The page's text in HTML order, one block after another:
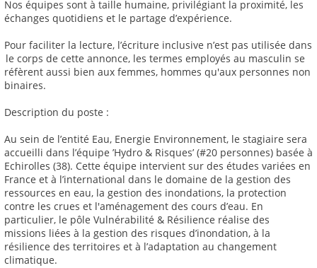
Nos équipes sont à taille humaine, privilégiant la proximité, les
échanges quotidiens et le partage d’expérience.
Pour faciliter la lecture, l’écriture inclusive n’est pas utilisée dans
le corps de cette annonce, les termes employés au masculin se
réfèrent aussi bien aux femmes, hommes qu'aux personnes non
binaires.
Description du poste :
Au sein de l’entité Eau, Energie Environnement, le stagiaire sera
accueilli dans l’équipe ’Hydro & Risques’ (#20 personnes) basée à
Echirolles (38). Cette équipe intervient sur des études variées en
France et à l’international dans le domaine de la gestion des
ressources en eau, la gestion des inondations, la protection
contre les crues et l'aménagement des cours d’eau. En
particulier, le pôle Vulnérabilité & Résilience réalise des
missions liées à la gestion des risques d’inondation, à la
résilience des territoires et à l’adaptation au changement
climatique.